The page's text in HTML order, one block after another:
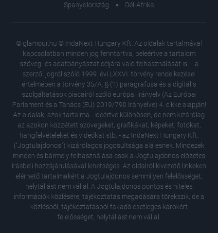
tested
Spanyolország
Dél-Afrika
© glamour.hu © IndaNext Hungary Kft. Az oldalak tartalmával
kapcsolatban minden jog fenntartva, beleértve a tartalom
szöveg- és adatbányászat céljára való felhasználását is – a
szerzői jogról szóló 1999. évi LXXVI. törvény rendelkezései
értelmében a törvény 35/A. § (1) paragrafusa és a digitális
szolgáltatások piacairól szóló európai irányelv (Az Európai
Parlament és a Tanács (EU) 2019/790 Irányelve) 4. cikke alapján!
Az oldalak, azok tartalma - ideértve különösen, de nem kizárólag
az azokon közzétett szövegeket, grafikákat, képeket, fotókat,
hangfelvételeket és videókat stb. - az IndaNext Hungary Kft.
("Jogtulajdonos") kizárólagos jogosultsága alá esnek. Mindezek
minden és bármely felhasználása csak a Jogtulajdonos előzetes
írásbeli hozzájárulásával lehetséges. Az oldalról kivezető linkeken
elérhető tartalmakért a Jogtulajdonos semmilyen felelősséget,
helytállást nem vállal. A Jogtulajdonos pontos és hiteles
információk közlésére, tájékoztatás megadására törekszik, de a
közlésből, tájékoztatásból fakadó esetleges károkért
felelősséget, helytállást nem vállal.